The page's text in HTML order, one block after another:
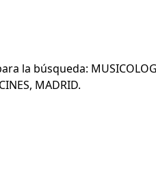
la búsqueda:
MADRID.